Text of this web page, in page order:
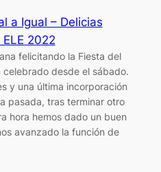
a Igual – Delicias
2022
felicitando la Fiesta del
celebrado desde el sábado.
y una última incorporación
pasada, tras terminar otro
hora hemos dado un buen
avanzado la función de